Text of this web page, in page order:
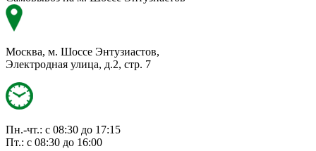
Москва, м. Шоссе Энтузиастов,
Электродная улица, д.2, стр. 7
Пн.-чт.: с 08:30 до 17:15
Пт.: с 08:30 до 16:00